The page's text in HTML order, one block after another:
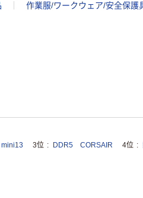
作業服/ワークウェア/安全保護
3位 DDR5 CORSAIR 4位